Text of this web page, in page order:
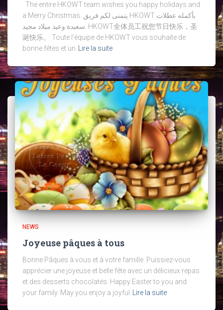
The entire HKOWT team wishes you happy holidays and
a Merry Christmas. يتمنى لكم فريق HKOWT بأكمله عطلات
سعيدة وعيد ميلاد مجيد. HKOWT全体员工祝您节日快乐，圣
诞快乐。 Toute l’équipe de HKOWT vous souhaite de
bonne fêtes et un Lire la suite
NEWS
Joyeuse pâques à tous
Bonne Pâques à vous et à votre famille. Puissiez-vous
apprécier une joyeuse et belle fête avec un délicieux repas
et des desserts chocolatés. Happy Easter to you and
your family. May you enjoy a joyful
Lire la suite